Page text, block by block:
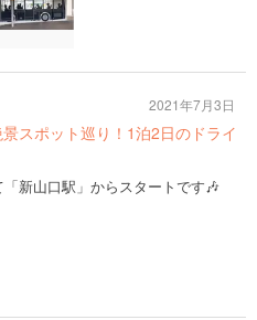
スポット巡り！1泊2日のドライ
新山口駅」からスタートです🎶
2021年7月3日